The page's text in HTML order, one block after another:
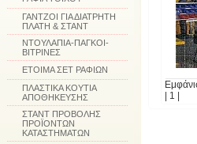
ΓΑΝΤΖΟΙ ΓΙΑ ΔΙΑΤΡΗΤΗ
ΠΛΑΤΗ & ΣΤΑΝΤ
ΝΤΟΥΛΑΠΙΑ-ΠΑΓΚΟΙ-
ΒΙΤΡΙΝΕΣ
ΕΤΟΙΜΑ ΣΕΤ ΡΑΦΙΩΝ
ΠΛΑΣΤΙΚΑ ΚΟΥΤΙΑ
ΑΠΟΘΗΚΕΥΣΗΣ
ΣΤΑΝΤ ΠΡΟΒΟΛΗΣ
ΠΡΟΪΟΝΤΩΝ
ΚΑΤΑΣΤΗΜΑΤΩΝ
| 1 |